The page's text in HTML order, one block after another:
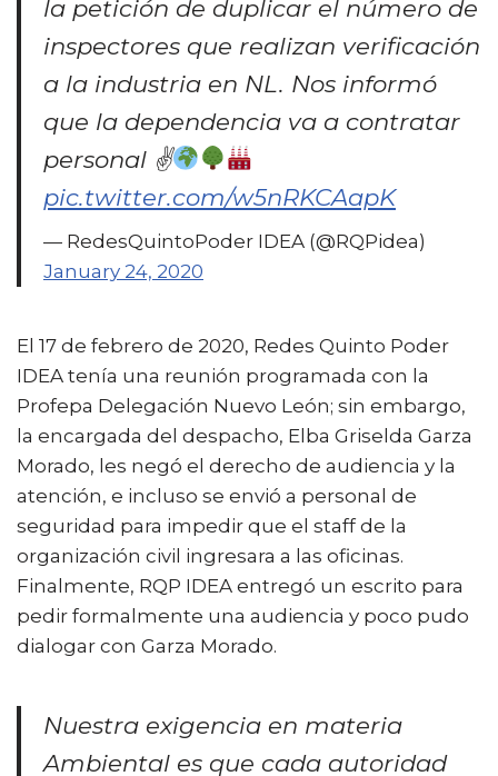
la petición de duplicar el número de
inspectores que realizan verificación
a la industria en NL. Nos informó
que la dependencia va a contratar
personal ✌
pic.twitter.com/w5nRKCAapK
— RedesQuintoPoder IDEA (@RQPidea)
January 24, 2020
El 17 de febrero de 2020, Redes Quinto Poder
IDEA tenía una reunión programada con la
Profepa Delegación Nuevo León; sin embargo,
la encargada del despacho, Elba Griselda Garza
Morado, les negó el derecho de audiencia y la
atención, e incluso se envió a personal de
seguridad para impedir que el staff de la
organización civil ingresara a las oficinas.
Finalmente, RQP IDEA entregó un escrito para
pedir formalmente una audiencia y poco pudo
dialogar con Garza Morado.
Nuestra exigencia en materia
Ambiental es que cada autoridad